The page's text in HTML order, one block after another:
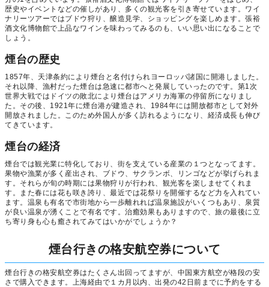
歴史やイベントなどの催しがあり、多くの観光客を引き寄せています。ワイ
ナリーツアーではブドウ狩り、醸造見学、ショッピングを楽しめます。張裕
酒文化博物館で上品なワインを味わってみるのも、いい思い出になることで
しょう。
煙台の歴史
1857年、天津条約により煙台と名付けられヨーロッパ諸国に開港しました。
それ以降、漁村だった煙台は急速に都市へと発展していったのです。第1次
世界大戦ではドイツの敗北により煙台はアメリカ海軍の停留所になりまし
た。その後、1921年に煙台港が建造され、1984年には開放都市として対外
開放されました。このため外国人が多く訪れるようになり、経済成長も伸び
てきています。
煙台の経済
煙台では観光業に特化しており、街を支えている産業の１つとなってます。
果物や漁業が多く産出され、ブドウ、サクランボ、リンゴなどが挙げられま
す。それらが旬の時期には果物狩りが行われ、観光客を楽しませてくれま
す。また春には花も咲き誇り、最近では花祭りを開催するなど力を入れてい
ます。温泉も有名で市街地から一歩離れれば温泉施設がいくつもあり、泉質
が良い温泉が湧くことで有名です。治癒効果もありますので、旅の最後に立
ち寄り身も心も癒されてみてはいかがでしょうか？
煙台行きの格安航空券について
煙台行きの格安航空券はたくさん出回ってますが、中国東方航空が格段の安
さで購入できます。上海経由で１カ月以内、出発の42日前までに予約をする